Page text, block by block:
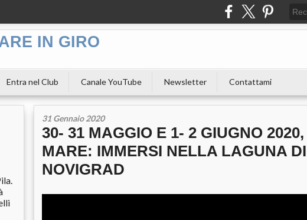
IN GIRO
Entra nel Club Canale YouTube Newsletter Contattami
31 Gennaio 2020
30- 31 MAGGIO E 1- 2 GIUGNO
MARE: IMMERSI NELLA LAGUNA DI
NOVIGRAD